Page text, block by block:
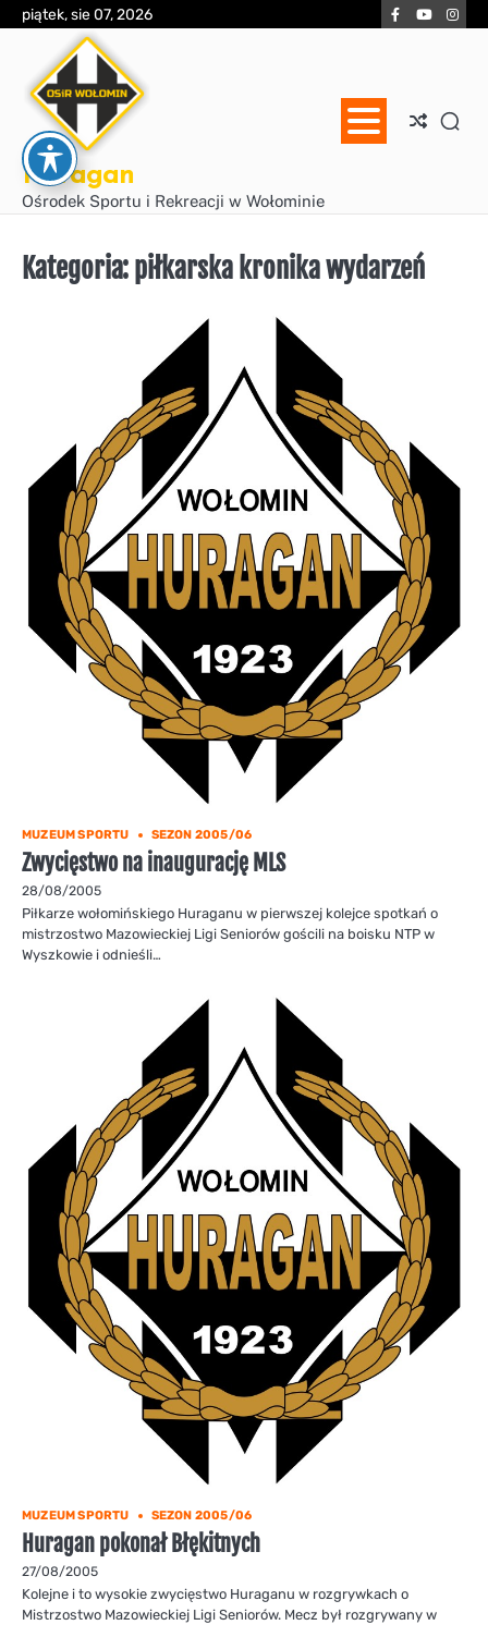
Skip
content
piątek, sie 07, 2026 Facebook
YouTube
Huragan
Ośrodek Sportu i Rekreacji w Wołominie
Kategoria:piłkarska kronika wydarzeń
MUZEUM SPORTU SEZON 2005/06
Zwycięstwo na inaugurację MLS
28/08/2005
Piłkarze wołomińskiego Huraganu w pierwszej kolejce spotkań o
mistrzostwo Mazowieckiej Ligi Seniorów gościli na boisku NTP w
Wyszkowie i odnieśli…
MUZEUM SPORTU SEZON 2005/06
Huragan pokonał Błękitnych
27/08/2005
Kolejne i to wysokie zwycięstwo Huraganu w rozgrywkach o
Mistrzostwo Mazowieckiej Ligi Seniorów. Mecz był rozgrywany w